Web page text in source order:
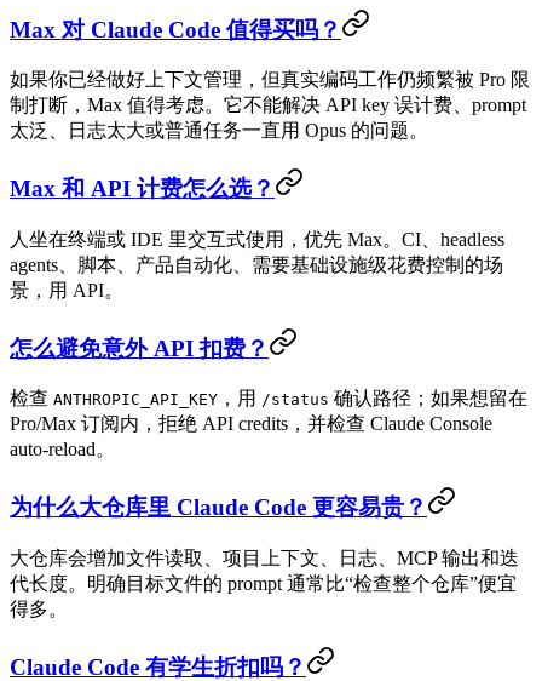
Max 对 Claude Code 值得买吗？
如果你已经做好上下文管理，但真实编码工作仍频繁被 Pro 限
制打断，Max 值得考虑。它不能解决 API key 误计费、prompt
太泛、日志太大或普通任务一直用 Opus 的问题。
Max 和 API 计费怎么选？
人坐在终端或 IDE 里交互式使用，优先 Max。CI、headless
agents、脚本、产品自动化、需要基础设施级花费控制的场
景，用 API。
怎么避免意外 API 扣费？
检查 ANTHROPIC_API_KEY ，用 /status 确认路径；如果想留在
Pro/Max 订阅内，拒绝 API credits，并检查 Claude Console
auto-reload。
为什么大仓库里 Claude Code 更容易贵？
大仓库会增加文件读取、项目上下文、日志、MCP 输出和迭
代长度。明确目标文件的 prompt 通常比“检查整个仓库”便宜
得多。
Claude Code 有学生折扣吗？